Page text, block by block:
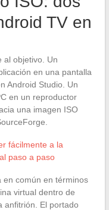
TV en
al objetivo. Un
en una pantalla
Android Studio. Un
en un reproductor
una imagen ISO
fácilmente a la
paso a paso
en común en términos
virtual dentro de
anfitrión. El portado